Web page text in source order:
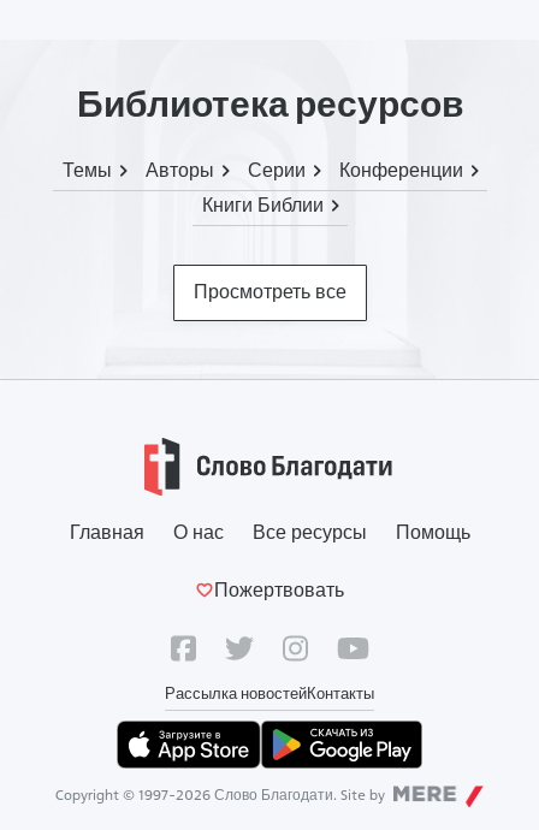
Библиотека ресурсов
Темы Авторы Серии
Конференции
Книги Библии
Просмотреть все
Главная О нас Все ресурсы Помощь
Пожертвовать
Рассылка новостейКонтакты
Copyright © 1997-2026 Слово Благодати. Site by